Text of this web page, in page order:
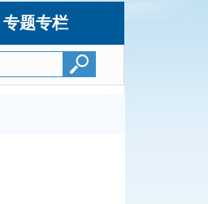
专题专栏